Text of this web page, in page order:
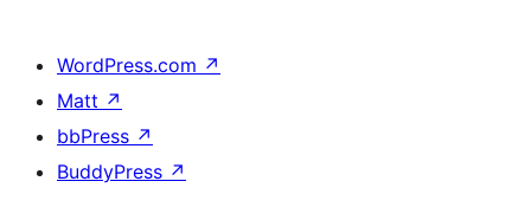
WordPress.com ↗
Matt ↗
bbPress ↗
BuddyPress ↗